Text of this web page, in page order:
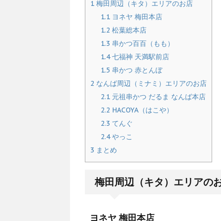
1 梅田周辺（キタ）エリアのお店
1.1 ヨネヤ 梅田本店
1.2 松葉総本店
1.3 串かつ百百（もも）
1.4七福神 天満駅前店
1.5 串かつ 赤とんぼ
2 なんば周辺（ミナミ）エリアのお店
2.1 元祖串かつ だるま なんば本店
2.2 HACOYA（はこや）
2.3 てんぐ
2.4やっこ
3 まとめ
梅田周辺（キタ）エリアの
ヨネヤ 梅田本店